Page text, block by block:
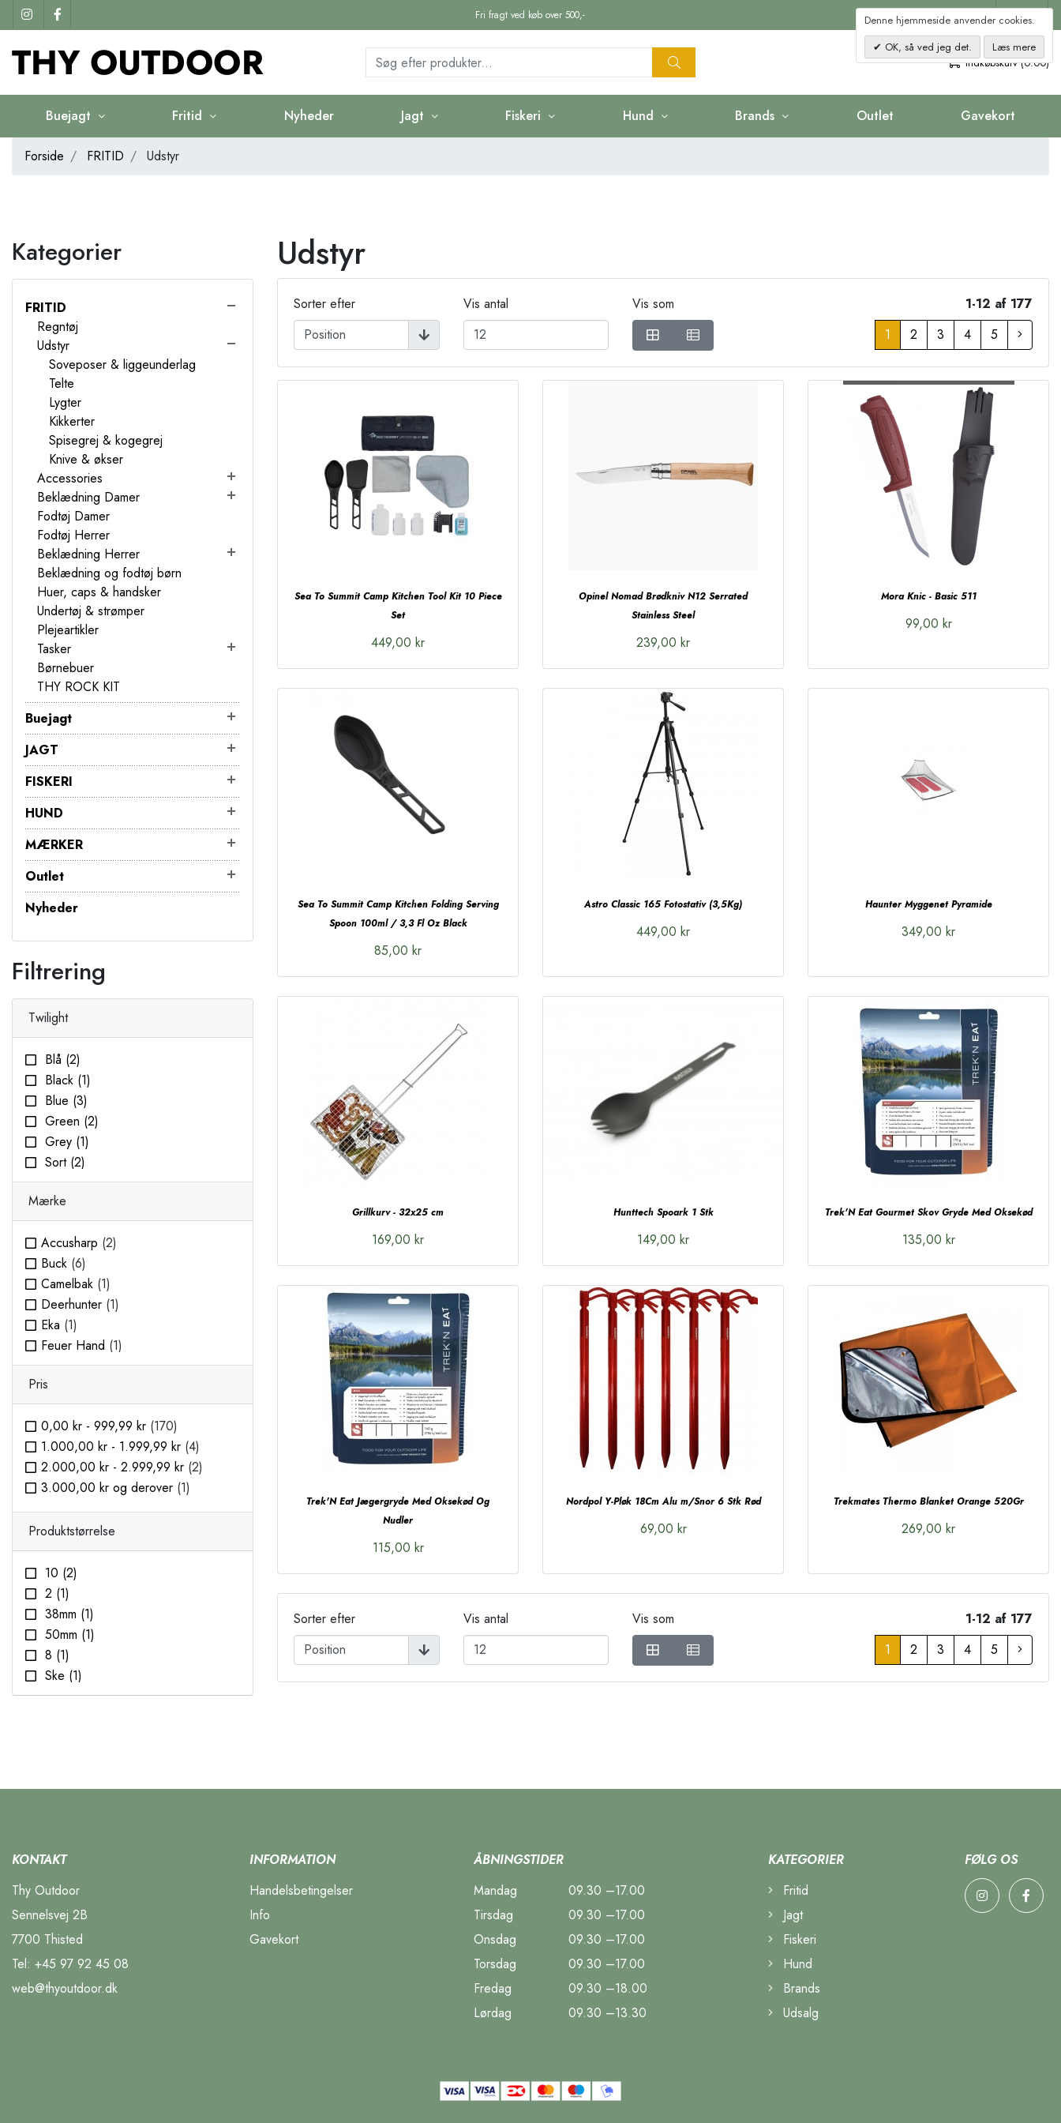
Fri fragt ved køb over 500,- Kontakt
0
Indkøbskurv (0.00)
Buejagt Fritid Nyheder Jagt Fiskeri Hund Brands Outlet Gavekort
Forside FRITID Udstyr
Kategorier
FRITID
Regntøj
Udstyr
Soveposer & liggeunderlag
Telte
Lygter
Kikkerter
Spisegrej & kogegrej
Knive & økser
Accessories
Beklædning Damer
Fodtøj Damer
Fodtøj Herrer
Beklædning Herrer
Beklædning og fodtøj børn
Huer, caps & handsker
Undertøj & strømper
Plejeartikler
Tasker
Børnebuer
THY ROCK KIT
Buejagt
JAGT
FISKERI
HUND
MÆRKER
Outlet
Nyheder
Filtrering
Twilight
Blå (2)
Black (1)
Blue (3)
Green (2)
Grey (1)
Sort (2)
Mærke
Accusharp (2)
Buck (6)
Camelbak (1)
Deerhunter (1)
Eka (1)
Feuer Hand (1)
Fjällräven(2)
Gerber
Haunter(1)
Highlander(2)
Hunttech (1)
Jetboil(4)
JR Gear(1)
Kinetic(1)
Light my fire(15)
Linaa(1)
Mora(3)
Nordpol
Opinel (3)
Primus (2)
Ruike
Sea To Summit
Silva(3)
Victorinox
Wolf Camper
Pris
0,00 kr - 999,99 kr (170)
1.000,00 kr - 1.999,99 kr (4)
2.000,00 kr - 2.999,99 kr (2)
3.000,00 kr og derover (1)
Produktstørrelse
10 (2)
2 (1)
38mm (1)
50mm (1)
8 (1)
Ske (1)
Spork(1)
Udstyr
Sorter efter Vis antal Vis som
1-12 af 177
1
2 3 4 5
Sea To Summit Camp Kitchen Tool Kit 10 Piece
Set
449,00 kr
Opinel Nomad Brødkniv N12 Serrated
Stainless Steel
239,00 kr
Mora Knic - Basic 511
99,00 kr
Sea To Summit Camp Kitchen Folding Serving
Spoon 100ml / 3,3 Fl Oz Black
85,00 kr
Astro Classic 165 Fotostativ (3,5Kg)
449,00 kr
Haunter Myggenet Pyramide
349,00 kr
Grillkurv - 32x25 cm
169,00 kr
Hunttech Spoark 1 Stk
149,00 kr
Trek'N Eat Gourmet Skov Gryde Med Oksekød
135,00 kr
Trek'N Eat Jægergryde Med Oksekød Og
Nudler
115,00 kr
Nordpol Y-Pløk 18Cm Alu m/Snor 6 Stk Rød
69,00 kr
Trekmates Thermo Blanket Orange 520Gr
269,00 kr
Sorter efter Vis antal Vis som
1-12 af 177
1
2 3 4 5
KONTAKT
Thy Outdoor
Sennelsvej 2B
7700 Thisted
Tel: +45 97 92 45 08
web@thyoutdoor.dk
INFORMATION
Handelsbetingelser
Info
Gavekort
ÅBNINGSTIDER
Mandag
09.30 –17.00
Tirsdag
09.30 –17.00
Onsdag
09.30 –17.00
Torsdag
09.30 –17.00
Fredag
09.30 –18.00
Lørdag
09.30 –13.30
KATEGORIER
Fritid
Jagt
Fiskeri
Hund
Brands
Udsalg
FØLG OS
Denne hjemmeside anvender cookies.
OK, så ved jeg det.
Læs mere